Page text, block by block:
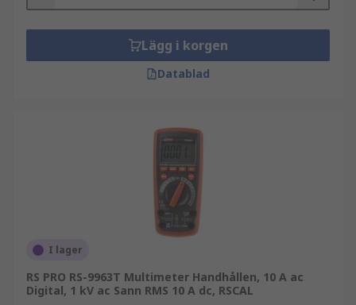
Lägg i korgen
Datablad
I lager
RS PRO RS-9963T Multimeter Handhållen, 10 A ac
Digital, 1 kV ac Sann RMS 10 A dc, RSCAL